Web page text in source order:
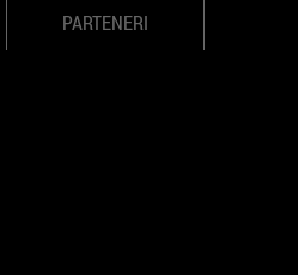
PARTENERI